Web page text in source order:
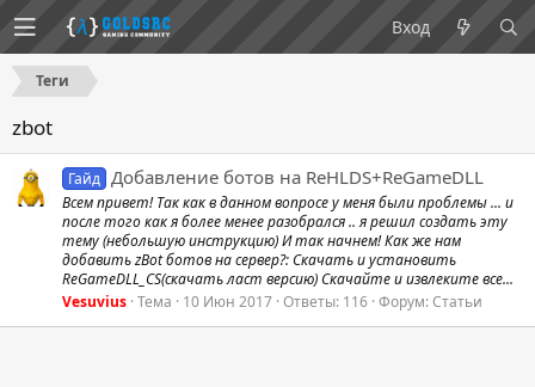
Вход
Теги
zbot
Гайд Добавление ботов на ReHLDS+ReGameDLL
Всем привет! Так как в данном вопросе у меня были проблемы ... и
после того как я более менее разобрался .. я решил создать эту
тему (небольшую инструкцию) И так начнем! Как же нам
добавить zBot ботов на сервер?: Скачать и установить
ReGameDLL_CS(скачать ласт версию) Скачайте и извлеките все...
Vesuvius Тема 10 Июн 2017 Ответы: 116 Форум:Статьи